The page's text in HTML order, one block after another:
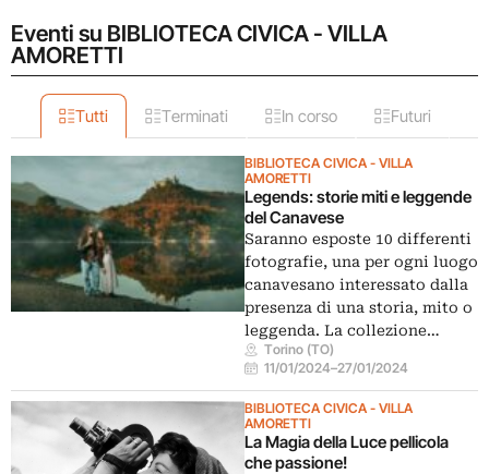
Eventi su BIBLIOTECA CIVICA - VILLA
AMORETTI
Tutti Terminati In corso Futuri
BIBLIOTECA CIVICA - VILLA
AMORETTI
Legends: storie miti e leggende
del Canavese
Saranno esposte 10 differenti
fotografie, una per ogni luogo
canavesano interessato dalla
presenza di una storia, mito o
leggenda. La collezione…
Torino (TO)
11/01/2024–27/01/2024
BIBLIOTECA CIVICA - VILLA
AMORETTI
La Magia della Luce pellicola
che passione!